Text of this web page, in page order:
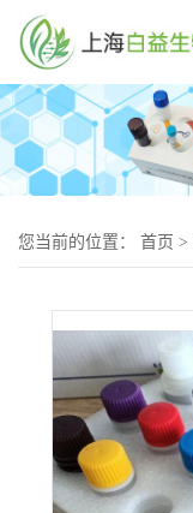
您当前的位置： 首页 >